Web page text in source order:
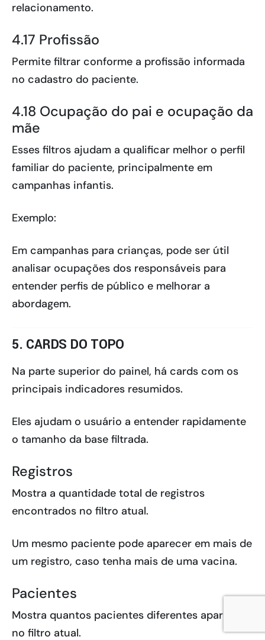
relacionamento.
4.17 Profissão
Permite filtrar conforme a profissão informada
no cadastro do paciente.
4.18 Ocupação do pai e ocupação da
mãe
Esses filtros ajudam a qualificar melhor o perfil
familiar do paciente, principalmente em
campanhas infantis.
Exemplo:
Em campanhas para crianças, pode ser útil
analisar ocupações dos responsáveis para
entender perfis de público e melhorar a
abordagem.
5. CARDS DO TOPO
Na parte superior do painel, há cards com os
principais indicadores resumidos.
Eles ajudam o usuário a entender rapidamente
o tamanho da base filtrada.
Registros
Mostra a quantidade total de registros
encontrados no filtro atual.
Um mesmo paciente pode aparecer em mais de
um registro, caso tenha mais de uma vacina.
Pacientes
Mostra quantos pacientes diferentes aparecem
no filtro atual.